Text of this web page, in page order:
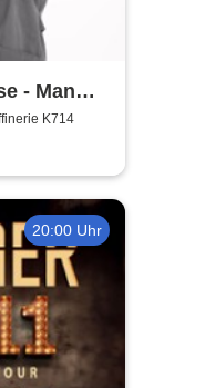
- Man
K714
20:00 Uhr